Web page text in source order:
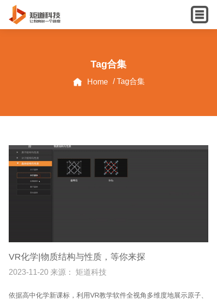
English
Tag合集
Home / Tag合集
VR化学|物质结构与性质，等你来探
2023-11-20 来源： 矩道科技
依据高中化学新课标，利用VR教学软件全视角多维度地展示原子、